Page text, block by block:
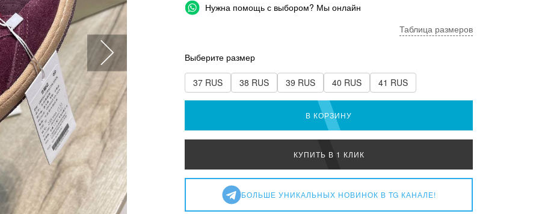
Нужна помощь с выбором? Мы онлайн
Таблица размеров
Выберите размер
37 RUS 38 RUS 39 RUS 40 RUS 41 RUS
В КОРЗИНУ
КУПИТЬ В 1 КЛИК
БОЛЬШЕ УНИКАЛЬНЫХ НОВИНОК В TG КАНАЛЕ!